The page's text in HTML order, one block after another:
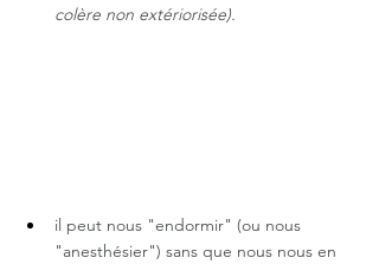
colère non extériorisée).
il peut nous "endormir" (ou nous
"anesthésier") sans que nous nous en